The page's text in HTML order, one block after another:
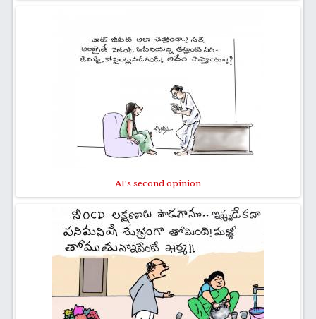
AI's second opinion